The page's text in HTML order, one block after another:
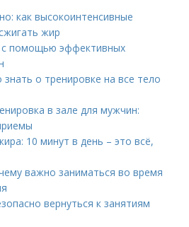
как высокоинтенсивные
жир
помощью эффективных
о тренировке на все тело
в зале для мужчин:
10 минут в день – это всё,
важно заниматься во время
вернуться к занятиям